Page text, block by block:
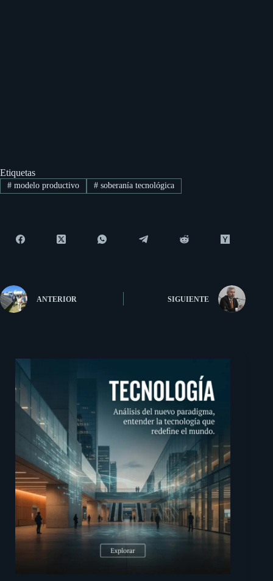
Etiquetas
#modelo productivo #soberanía tecnológica
ANTERIOR SIGUIENTE